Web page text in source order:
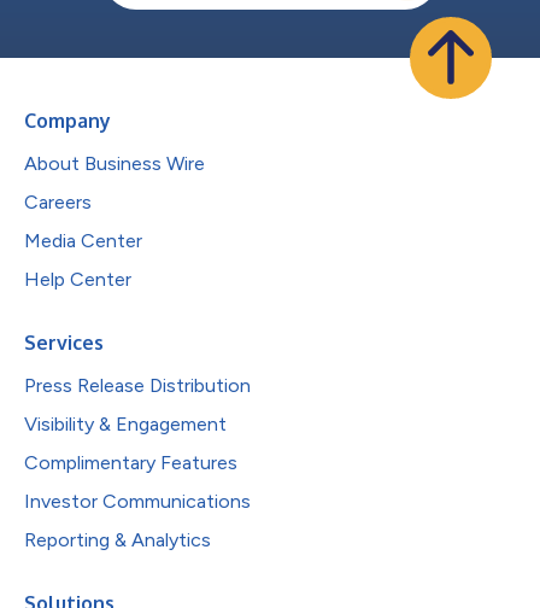
Company
About Business Wire
Careers
Media Center
Help Center
Services
Press Release Distribution
Visibility & Engagement
Complimentary Features
Investor Communications
Reporting & Analytics
Solutions